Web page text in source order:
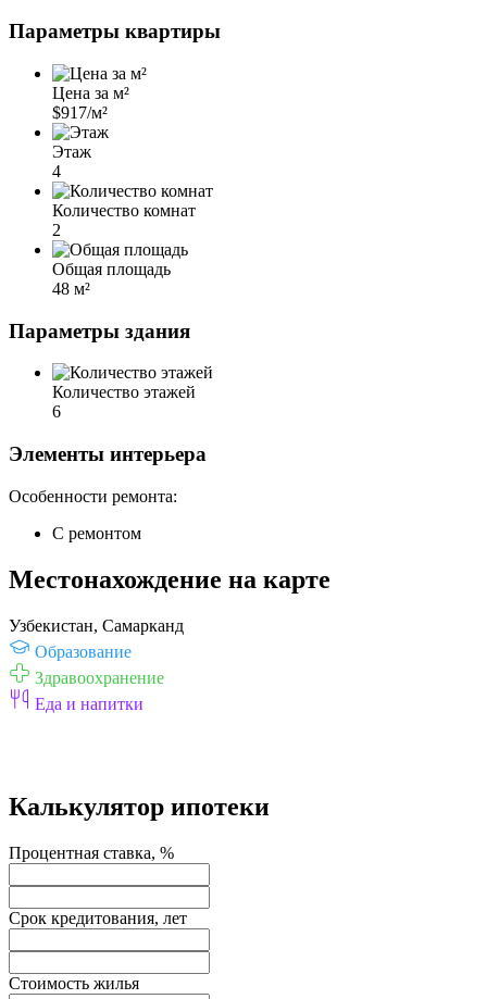
Параметры квартиры
Цена за м²
$917/м²
Этаж
4
Количество комнат
2
Общая площадь
48 м²
Параметры здания
Количество этажей
6
Элементы интерьера
Особенности ремонта:
С ремонтом
Местонахождение на карте
Узбекистан, Самарканд
Образование
Здравоохранение
Еда и напитки
Калькулятор ипотеки
Процентная ставка, %
Срок кредитования, лет
Стоимость жилья